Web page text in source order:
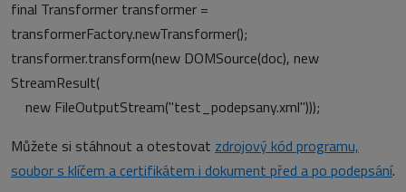
final Transformer transformer =
transformerFactory.newTransformer();
transformer.transform(new DOMSource(doc), new
StreamResult(
new FileOutputStream("test_podepsany.xml")));
Můžete si stáhnout a otestovat zdrojový kód programu,
soubor s klíčem a certifikátem i dokument před a po podepsání.